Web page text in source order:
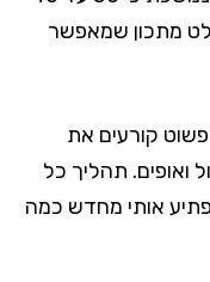
מתכון שמאפשר
קורעים את
ואופים. תהליך כל
אותי מחדש כמה